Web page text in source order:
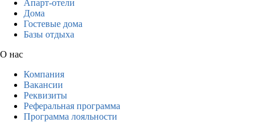
Апарт-отели
Дома
Гостевые дома
Базы отдыха
О нас
Компания
Вакансии
Реквизиты
Реферальная программа
Программа лояльности